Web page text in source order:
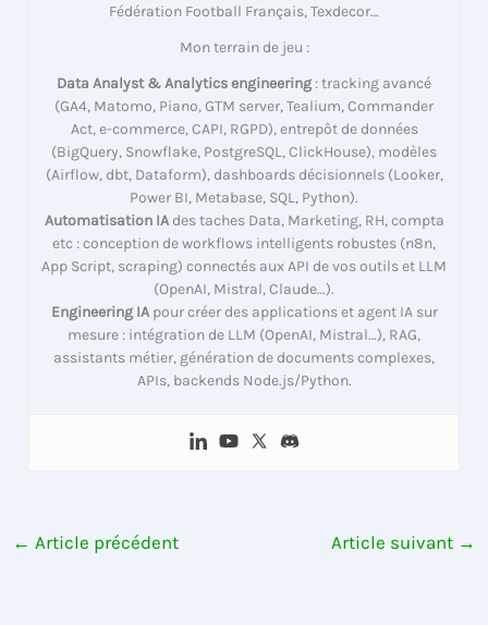
Fédération Football Français, Texdecor…
Mon terrain de jeu :
Data Analyst & Analytics engineering : tracking avancé
(GA4, Matomo, Piano, GTM server, Tealium, Commander
Act, e-commerce, CAPI, RGPD), entrepôt de données
(BigQuery, Snowflake, PostgreSQL, ClickHouse), modèles
(Airflow, dbt, Dataform), dashboards décisionnels (Looker,
Power BI, Metabase, SQL, Python).
Automatisation IAdes taches Data, Marketing, RH, compta
etc : conception de workflows intelligents robustes (n8n,
App Script, scraping) connectés aux API de vos outils et LLM
(OpenAI, Mistral, Claude…).
Engineering IApour créer des applications et agent IA sur
mesure : intégration de LLM (OpenAI, Mistral…), RAG,
assistants métier, génération de documents complexes,
APIs, backends Node.js/Python.
← Article précédent Article suivant →